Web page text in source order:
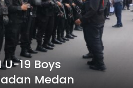
19 Boys
Medan